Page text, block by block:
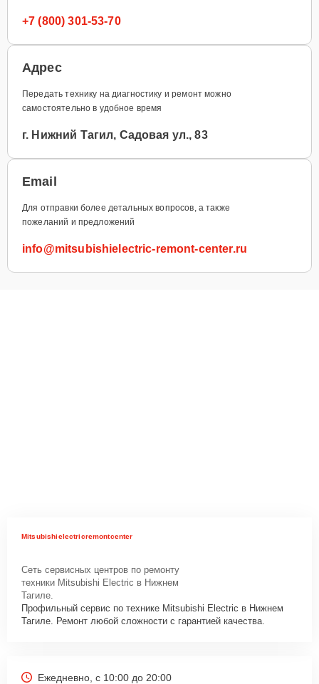
+7 (800) 301-53-70
Адрес
Передать технику на диагностику и ремонт можно
самостоятельно в удобное время
г. Нижний Тагил, Садовая ул., 83
Email
Для отправки более детальных вопросов, а также
пожеланий и предложений
info@mitsubishielectric-remont-center.ru
Mitsubishielectricremontcenter
Сеть сервисных центров по ремонту
техники Mitsubishi Electric в Нижнем
Тагиле.
Профильный сервис по технике Mitsubishi Electric в Нижнем
Тагиле. Ремонт любой сложности с гарантией качества.
Ежедневно, с 10:00 до 20:00